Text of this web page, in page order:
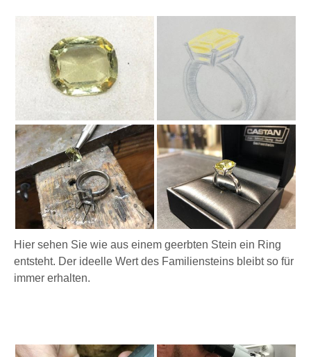
Hier sehen Sie wie aus einem geerbten Stein ein Ring
entsteht. Der ideelle Wert des Familiensteins bleibt so für
immer erhalten.